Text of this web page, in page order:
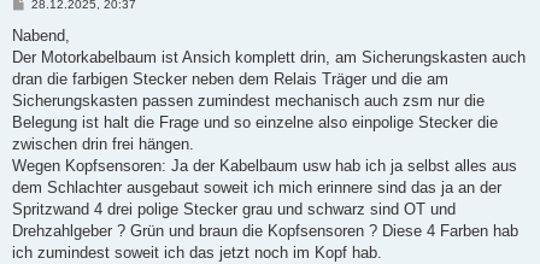
i
r
a
28.12.2025, 20:37
Nabend,
Der Motorkabelbaum ist Ansich komplett drin, am Sicherungskasten auch
dran die farbigen Stecker neben dem Relais Träger und die am
Sicherungskasten passen zumindest mechanisch auch zsm nur die
Belegung ist halt die Frage und so einzelne also einpolige Stecker die
zwischen drin frei hängen.
Wegen Kopfsensoren: Ja der Kabelbaum usw hab ich ja selbst alles aus
dem Schlachter ausgebaut soweit ich mich erinnere sind das ja an der
Spritzwand 4 drei polige Stecker grau und schwarz sind OT und
Drehzahlgeber ? Grün und braun die Kopfsensoren ? Diese 4 Farben hab
ich zumindest soweit ich das jetzt noch im Kopf hab.